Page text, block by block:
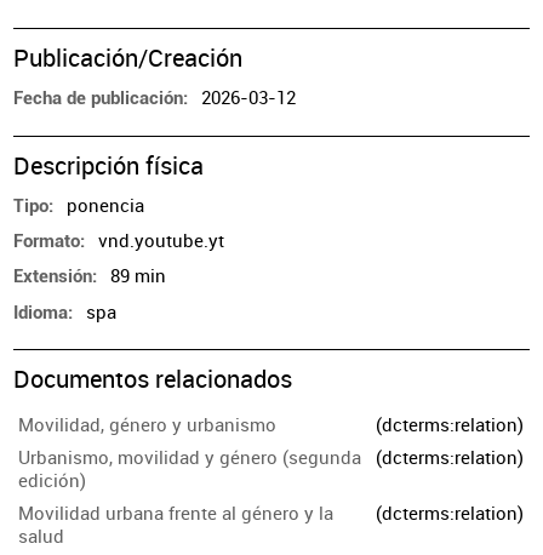
Publicación/Creación
Fecha de publicación 2026-03-12
Descripción física
Tipo ponencia
Formato vnd.youtube.yt
Extensión 89 min
Idioma spa
Documentos relacionados
Movilidad, género y urbanismo
(dcterms:relation)
Urbanismo, movilidad y género (segunda
edición)
(dcterms:relation)
Movilidad urbana frente al género y la
salud
(dcterms:relation)